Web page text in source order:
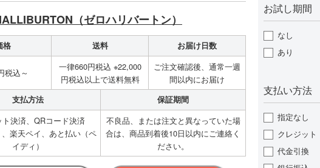
（ゼロハリバートン）
格 送料 お届け日数
税込～
一律660円税込 ※22,000
円税込以上で送料無料
ご注文確認後、通常一週
間以内にお届け
支払方法 保証期間
ト決済、QRコード決済
、楽天ペイ、あと払い（ペ
イディ）
不良品、または注文と異なっていた場
合は、商品到着後10日以内にご連絡く
ださい。
お試し期間
なし
あり
支払い方法
指定なし
クレジット
代金引換